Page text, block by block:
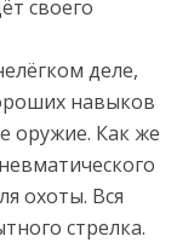
своего
деле,
навыков
оружие. Как же
охоты. Вся
стрелка.